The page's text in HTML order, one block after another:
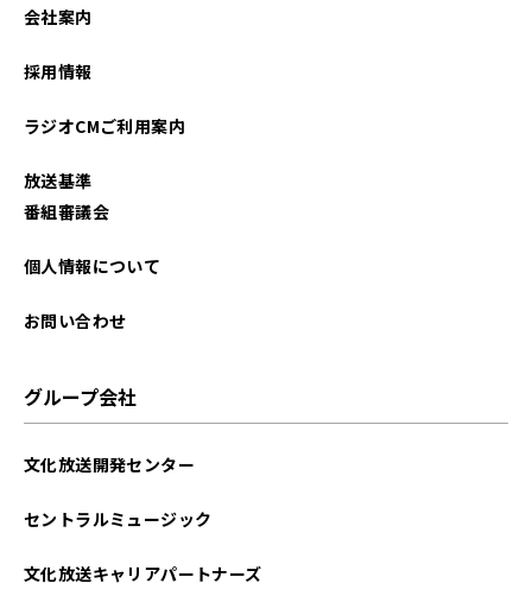
2025年04月
2024年08月
会社案内
採用情報
ラジオCMご利用案内
放送基準
番組審議会
個人情報について
お問い合わせ
グループ会社
文化放送開発センター
セントラルミュージック
文化放送キャリアパートナーズ